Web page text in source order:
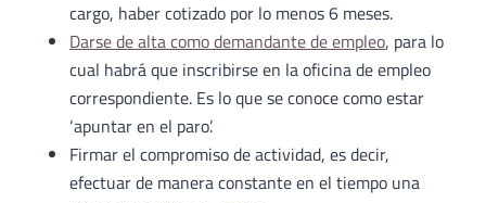
cargo, haber cotizado por lo menos 6 meses.
Darse de alta como demandante de empleo, para lo
cual habrá que inscribirse en la oficina de empleo
correspondiente. Es lo que se conoce como estar
‘apuntar en el paro’.
Firmar el compromiso de actividad, es decir,
efectuar de manera constante en el tiempo una